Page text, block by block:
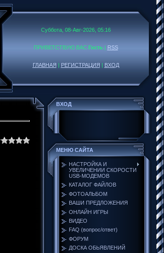
Суббота, 08-Авг-2026, 05:16
ПРИВЕТСТВУЮ ВАС Гость| RSS
ГЛАВНАЯ | РЕГИСТРАЦИЯ | ВХОД
ВХОД
МЕНЮ САЙТА
НАСТРОЙКА И
УВЕЛИЧЕНИИ СКОРОСТИ
USB-МОДЕМОВ
КАТАЛОГ ФАЙЛОВ
ФОТОАЛЬБОМ
ВАШИ ПРЕДЛОЖЕНИЯ
ОНЛАЙН ИГРЫ
ВИДЕО
FAQ (вопрос/ответ)
ФОРУМ
ДОСКА ОБЬЯВЛЕНИЙ